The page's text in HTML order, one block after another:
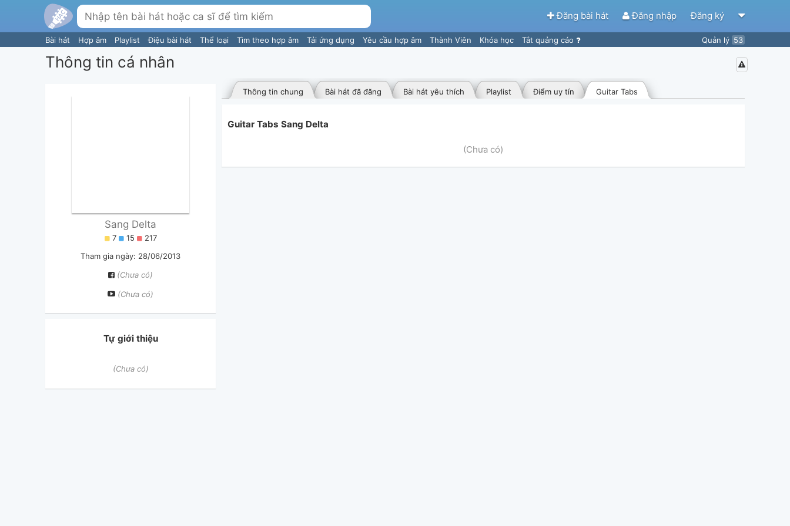
Đăng bài hát Đăng nhập Đăng ký
Bài hát Hợp âm Playlist Điệu bài hát Thể loại Tìm theo hợp âm Tải ứng dụng Yêu cầu hợp âm Thành Viên Khóa học Tắt quảng cáo Quản lý 53
Thông tin cá nhân
Sang Delta
7 15
217
Tham gia ngày: 28/06/2013
(Chưa có)
(Chưa có)
Tự giới thiệu
(Chưa có)
Guitar Tabs
Điểm uy tín
Playlist
Bài hát yêu thích
Bài hát đã đăng
Thông tin chung
Guitar Tabs Sang Delta
(Chưa có)